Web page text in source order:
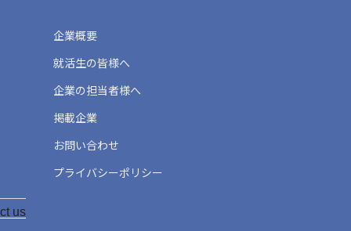
us
企業概要
就活生の皆様へ
企業の担当者様へ
掲載企業
お問い合わせ
プライバシーポリシー